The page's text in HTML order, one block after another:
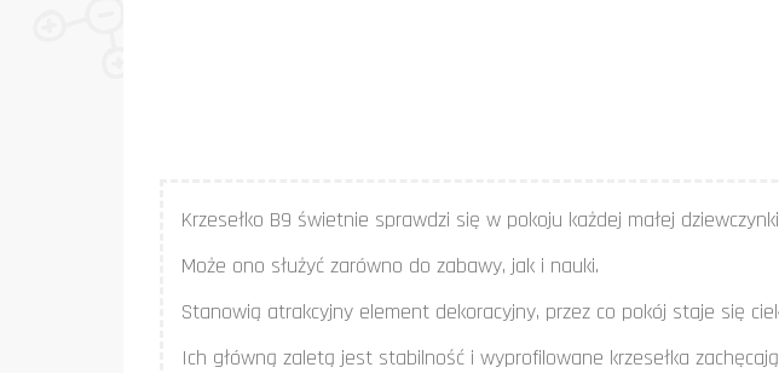
Krzesełko B9 świetnie sprawdzi się w pokoju każdej małej
Może ono służyć zarówno do zabawy, jak i nauki.
Stanowią atrakcyjny element dekoracyjny, przez co pokój staje się
Ich główną zaletą jest stabilność i wyprofilowane krzesełka